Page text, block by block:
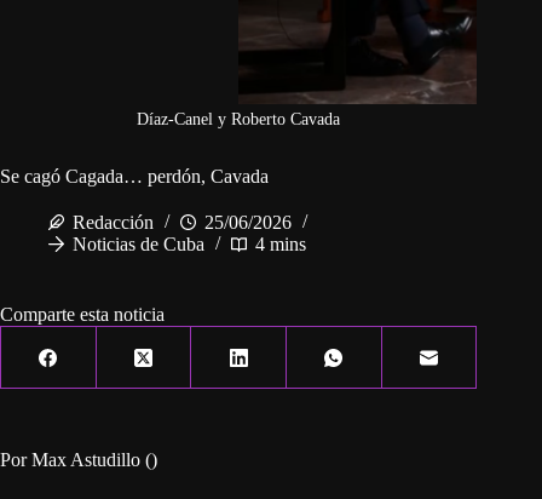
Díaz-Canel y Roberto Cavada
Se cagó Cagada… perdón, Cavada
Redacción
25/06/2026
Noticias de Cuba
4 mins
Comparte esta noticia
Por Max Astudillo ()